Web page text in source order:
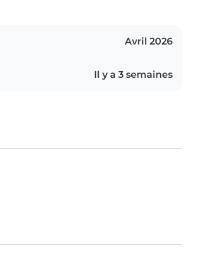
Avril 2026
Il y a 3 semaines